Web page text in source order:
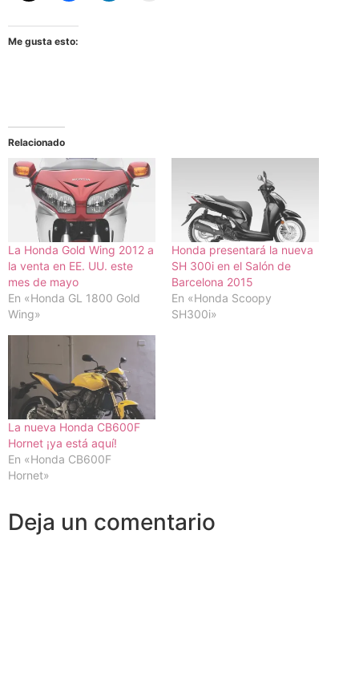
Me gusta esto:
Relacionado
La Honda Gold Wing 2012 a
la venta en EE. UU. este
mes de mayo
En «Honda GL 1800 Gold
Wing»
Honda presentará la nueva
SH 300i en el Salón de
Barcelona 2015
En «Honda Scoopy
SH300i»
La nueva Honda CB600F
Hornet ¡ya está aquí!
En «Honda CB600F
Hornet»
Deja un comentario